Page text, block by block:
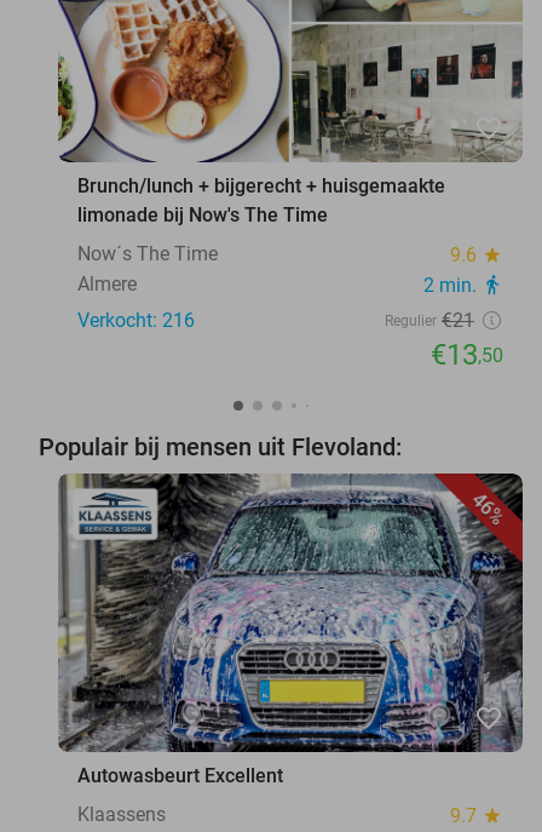
favorite_border
Brunch/lunch + bijgerecht + huisgemaakte
limonade bij Now's The Time
Now´s The Time
9.6 star
Almere 2 min. directions_walk
Verkocht: 216 Regulier €21
€13,50
Populair bij mensen uit Flevoland:
46%
favorite_border
Autowasbeurt Excellent
Klaassens
9.7 star